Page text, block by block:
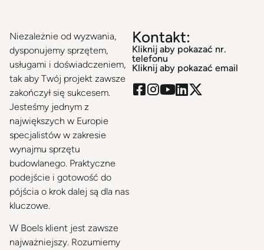
Niezależnie od wyzwania,
dysponujemy sprzętem,
usługami i doświadczeniem,
tak aby Twój projekt zawsze
zakończył się sukcesem.
Jesteśmy jednym z
największych w Europie
specjalistów w zakresie
wynajmu sprzętu
budowlanego. Praktyczne
podejście i gotowość do
pójścia o krok dalej są dla nas
kluczowe.
W Boels klient jest zawsze
najważniejszy. Rozumiemy
Kontakt:
Kliknij aby pokazać nr.
telefonu
Kliknij aby pokazać email